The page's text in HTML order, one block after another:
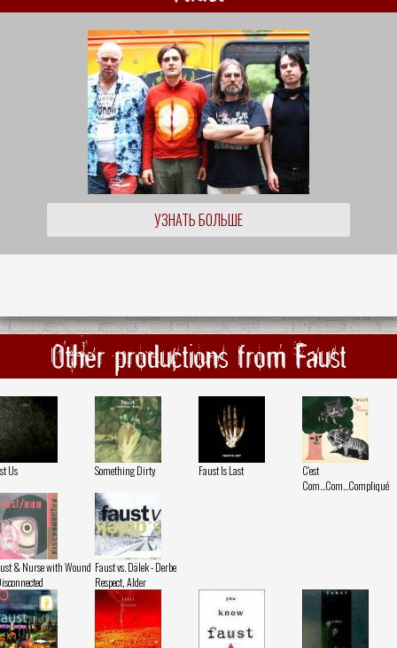
УЗНАТЬ БОЛЬШЕ
Other productions from Faust
Us Something Dirty Faust Is Last
C'est
Com...Com...Compliqué
& Nurse with Wound Faust vs. Dälek - Derbe
Respect, Alder